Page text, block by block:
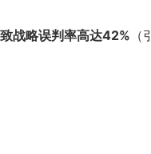
战略误判率高达42% （